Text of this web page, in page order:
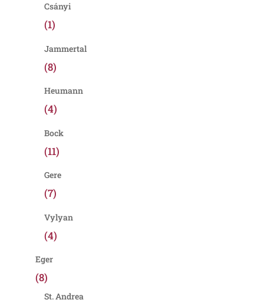
Csányi
(1)
Jammertal
(8)
Heumann
(4)
Bock
(11)
Gere
(7)
Vylyan
(4)
Eger
(8)
St. Andrea